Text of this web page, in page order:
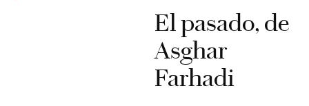
El pasado, de
Asghar
Farhadi